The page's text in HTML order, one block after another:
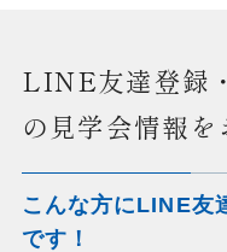
LINE友達登録
の見学会情報を
こんな方にLINE友
です！